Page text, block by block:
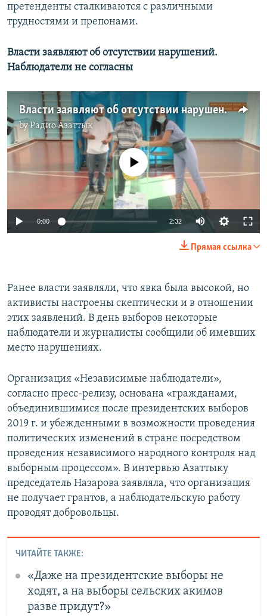
претенденты сталкиваются с различными
трудностями и препонами.
Власти заявляют об отсутствии нарушений.
Наблюдатели не согласны
Власти заявляют об отсутствии нарушений. Наблюдатели не согласны
byРадио Азаттык
720p 1080p
No media source currently available
0:00 2:32
720p
1080p
Прямая ссылка
Ранее власти заявляли, что явка была высокой, но
активисты настроены скептически и в отношении
этих заявлений. В день выборов некоторые
наблюдатели и журналисты сообщили об имевших
место нарушениях.
Организация «Независимые наблюдатели»,
согласно пресс-релизу, основана «гражданами,
объединившимися после президентских выборов
2019 г. и убежденными в возможности проведения
политических изменений в стране посредством
проведения независимого народного контроля над
выборным процессом». В интервью Азаттыку
председатель Назарова заявляла, что организация
не получает грантов, а наблюдательскую работу
проводят добровольцы.
ЧИТАЙТЕ ТАКЖЕ:
«Даже на президентские выборы не
ходят, а на выборы сельских акимов
разве придут?»